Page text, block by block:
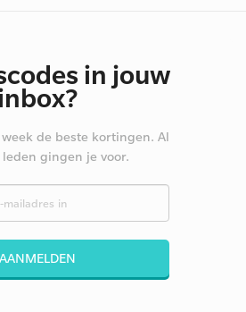
in jouw
de beste kortingen. Al
leden gingen je voor.
AANMELDEN